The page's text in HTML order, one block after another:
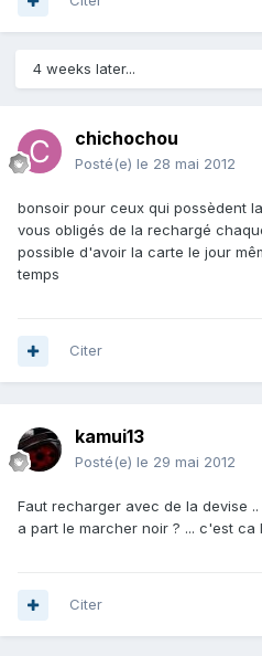
4 weeks later...
chichochou
Posté(e) le 28 mai 2012
bonsoir pour ceux qui possèdent
vous obligés de la rechargé
possible d'avoir la carte le jour
temps
Citer
kamui13
Posté(e) le 29 mai 2012
Faut recharger avec de la devise
a part le marcher noir ? ... c'est ca
Citer